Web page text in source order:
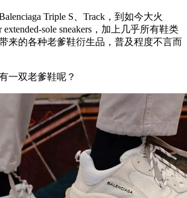
Triple S、Track，到如今大火
extended-sole sneakers，加上几乎所有鞋类
来的各种老爹鞋衍生品，普及程度不言而
双老爹鞋呢？